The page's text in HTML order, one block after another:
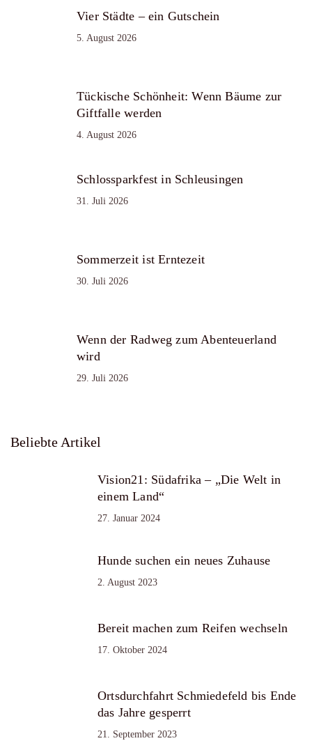
Vier Städte – ein Gutschein
5. August 2026
Tückische Schönheit: Wenn Bäume zur
Giftfalle werden
4. August 2026
Schlossparkfest in Schleusingen
31. Juli 2026
Sommerzeit ist Erntezeit
30. Juli 2026
Wenn der Radweg zum Abenteuerland
wird
29. Juli 2026
Beliebte Artikel
Vision21: Südafrika – „Die Welt in
einem Land“
27. Januar 2024
Hunde suchen ein neues Zuhause
2. August 2023
Bereit machen zum Reifen wechseln
17. Oktober 2024
Ortsdurchfahrt Schmiedefeld bis Ende
das Jahre gesperrt
21. September 2023